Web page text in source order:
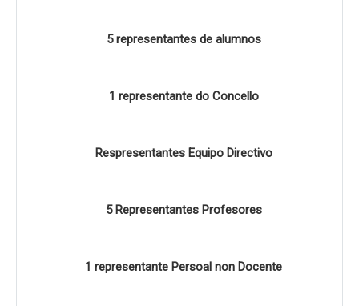
5 representantes de alumnos
1 representante do Concello
Respresentantes Equipo Directivo
5 Representantes Profesores
1 representante Persoal non Docente